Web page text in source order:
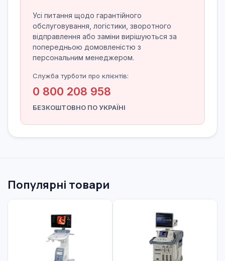
Усі питання щодо гарантійного
обслуговування, логістики, зворотного
відправлення або заміни вирішуються за
попередньою домовленістю з
персональним менеджером.
Служба турботи про клієнтів:
0 800 208 958
БЕЗКОШТОВНО ПО УКРАЇНІ
Популярні товари